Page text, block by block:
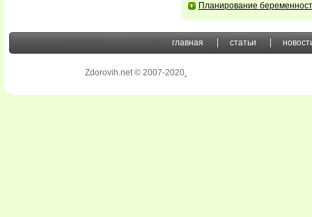
Планирование
главная статьи
Zdorovih.net © 2007-2020